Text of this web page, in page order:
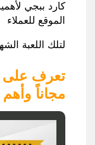
كارد ببجي
الموقع للعملاء
لتلك اللعبة
تعرف على
مجاناً